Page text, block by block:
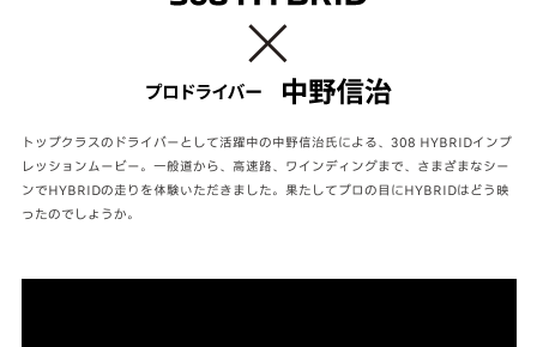
トップクラスのドライバーとして活躍中の中野信治氏による、308 HYBRIDインプ
レッションムービー。一般道から、高速路、ワインディングまで、さまざまなシー
ンでHYBRIDの走りを体験いただきました。果たしてプロの目にHYBRIDはどう映
ったのでしょうか。